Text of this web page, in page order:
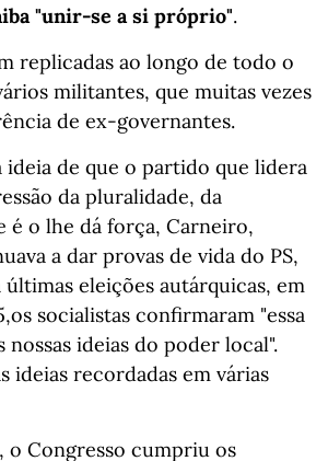
"unir-se a si próprio".
replicadas ao longo de todo o
militantes, que muitas vezes
de ex-governantes.
ideia de que o partido que lidera
da pluralidade, da
é o lhe dá força, Carneiro,
a dar provas de vida do PS,
eleições autárquicas, em
socialistas confirmaram "essa
nossas ideias do poder local".
ideias recordadas em várias
o Congresso cumpriu os